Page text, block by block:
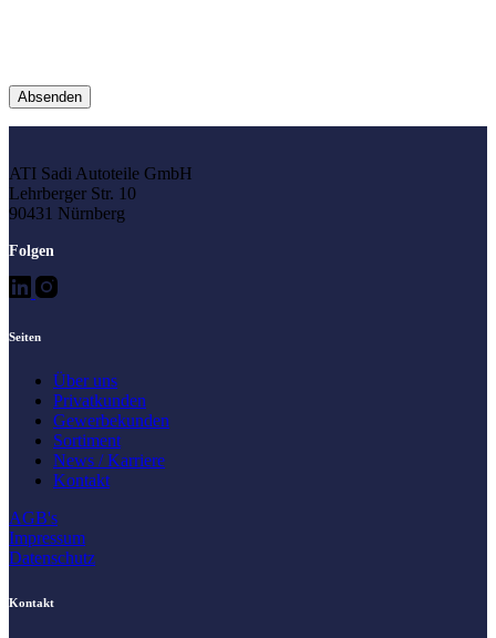
ATI Sadi Autoteile GmbH
Lehrberger Str. 10
90431 Nürnberg
Folgen
Seiten
Über uns
Privatkunden
Gewerbekunden
Sortiment
News / Karriere
Kontakt
AGB's
Impressum
Datenschutz
Kontakt